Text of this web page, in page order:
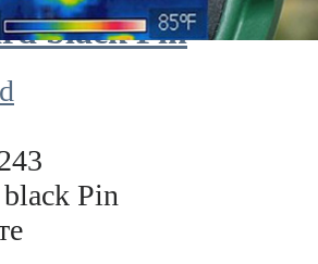
black Pin
Pin